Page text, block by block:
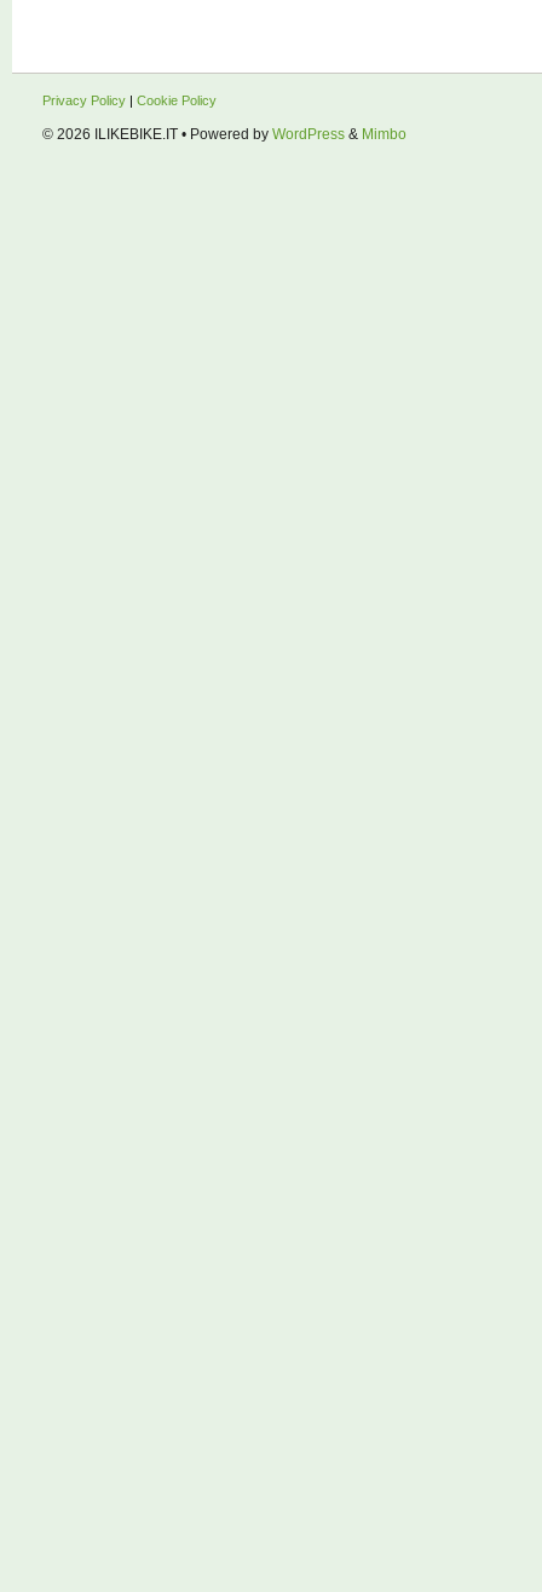
Privacy Policy Cookie Policy
© 2026 ILIKEBIKE.IT • Powered by WordPress & Mimbo